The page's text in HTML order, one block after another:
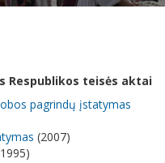
Respublikos teisės aktai
pagrindų įstatymas
(2007)